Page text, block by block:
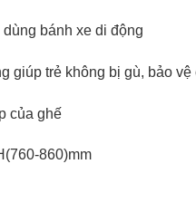
bánh xe di động
giúp trẻ không bị gù, bảo vệ
của ghế
860)mm